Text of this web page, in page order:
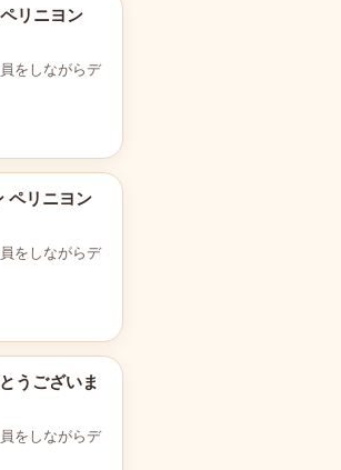
リニヨン
をしながらデ
ペリニヨン
をしながらデ
うございま
をしながらデ